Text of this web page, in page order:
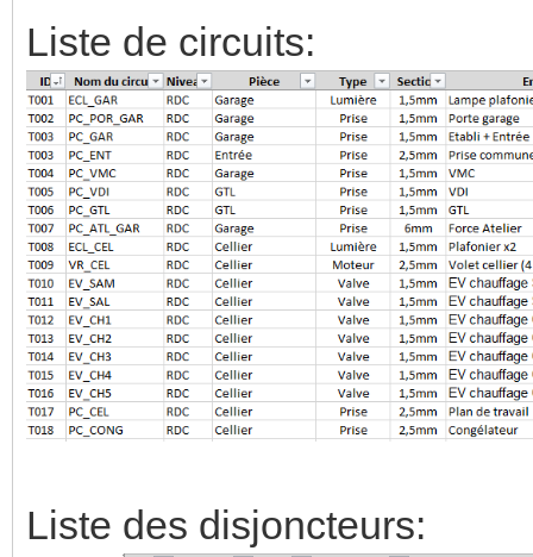
Liste de circuits:
Liste des disjoncteurs: